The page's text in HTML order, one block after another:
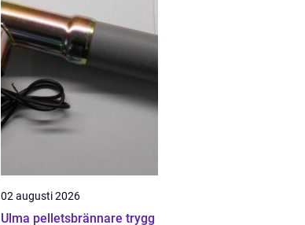
02 augusti 2026
Ulma pelletsbrännare trygg